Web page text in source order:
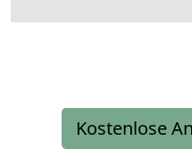
Kostenlose